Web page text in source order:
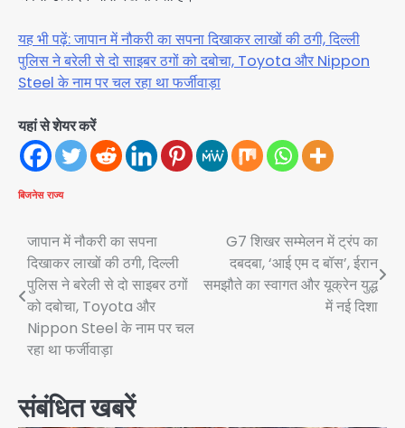
यह भी पढ़ें: जापान में नौकरी का सपना दिखाकर लाखों की ठगी, दिल्ली
पुलिस ने बरेली से दो साइबर ठगों को दबोचा, Toyota और Nippon
Steel के नाम पर चल रहा था फर्जीवाड़ा
यहां से शेयर करें
बिजनेस राज्य
Post
navigation
जापान में नौकरी का सपना
दिखाकर लाखों की ठगी, दिल्ली
पुलिस ने बरेली से दो साइबर ठगों
को दबोचा, Toyota और
Nippon Steel के नाम पर चल
रहा था फर्जीवाड़ा
G7 शिखर सम्मेलन में ट्रंप का
दबदबा, ‘आई एम द बॉस’, ईरान
समझौते का स्वागत और यूक्रेन युद्ध
में नई दिशा
संबंधित खबरें